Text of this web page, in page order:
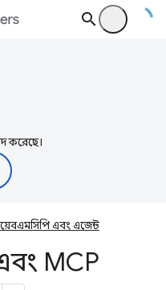
করেছে।
এবং এজেন্ট
MCP